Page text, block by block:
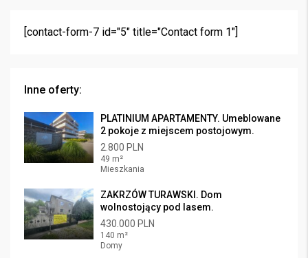
[contact-form-7 id="5" title="Contact form 1"]
Inne oferty:
PLATINIUM APARTAMENTY. Umeblowane
2 pokoje z miejscem postojowym.
2.800 PLN
49 m²
Mieszkania
ZAKRZÓW TURAWSKI. Dom
wolnostojący pod lasem.
430.000 PLN
140 m²
Domy